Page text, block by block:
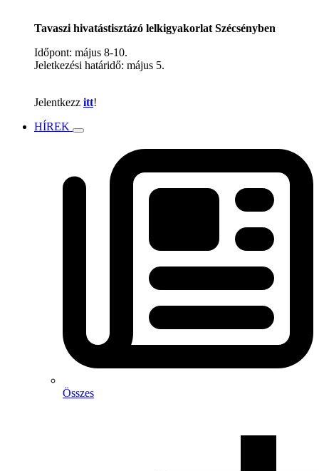
Tavaszi hivatástisztázó lelkigyakorlat Szécsényben
Időpont: május 8-10.
Jeletkezési határidő: május 5.
Jelentkezz itt!
HÍREK
Összes